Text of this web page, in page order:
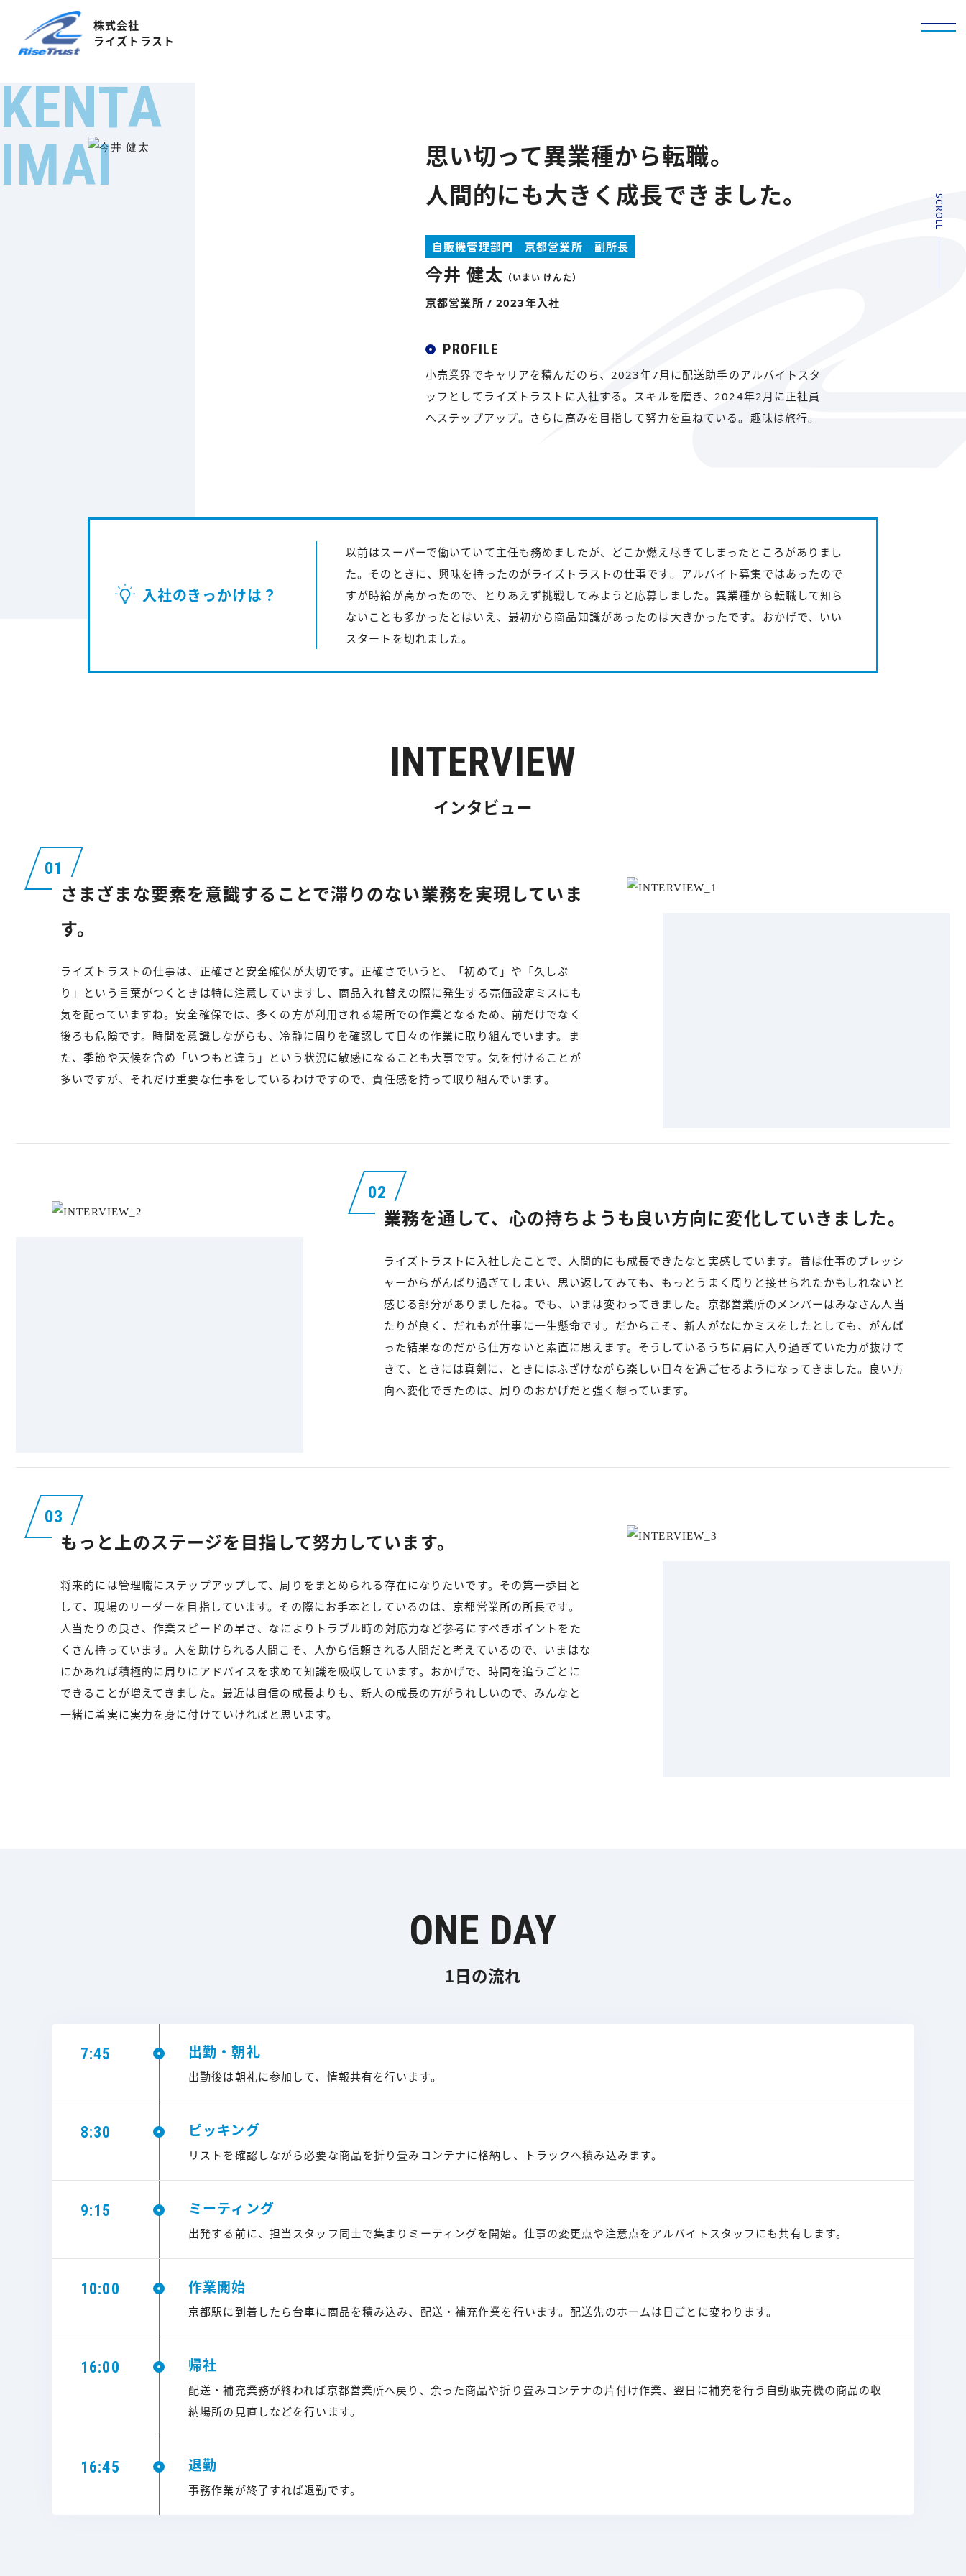
株式会社
ライズトラスト
SCROLL
思い切って異業種から転職。
人間的にも大きく成長できました。
自販機管理部門 京都営業所 副所長
今井 健太 （いまい けんた）
京都営業所 2023年入社
PROFILE
小売業界でキャリアを積んだのち、2023年7月に配送助手のアルバイトスタ
ッフとしてライズトラストに入社する。スキルを磨き、2024年2月に正社員
へステップアップ。さらに高みを目指して努力を重ねている。趣味は旅行。
入社のきっかけは？
以前はスーパーで働いていて主任も務めましたが、どこか燃え尽きてしまったところがありまし
た。そのときに、興味を持ったのがライズトラストの仕事です。アルバイト募集ではあったので
すが時給が高かったので、とりあえず挑戦してみようと応募しました。異業種から転職して知ら
ないことも多かったとはいえ、最初から商品知識があったのは大きかったです。おかげで、いい
スタートを切れました。
KENTA
IMAI
INTERVIEW
インタビュー
さまざまな要素を意識することで滞りのない業務を実現していま
す。
ライズトラストの仕事は、正確さと安全確保が大切です。正確さでいうと、「初めて」や「久しぶ
り」という言葉がつくときは特に注意していますし、商品入れ替えの際に発生する売価設定ミスにも
気を配っていますね。安全確保では、多くの方が利用される場所での作業となるため、前だけでなく
後ろも危険です。時間を意識しながらも、冷静に周りを確認して日々の作業に取り組んでいます。ま
た、季節や天候を含め「いつもと違う」という状況に敏感になることも大事です。気を付けることが
多いですが、それだけ重要な仕事をしているわけですので、責任感を持って取り組んでいます。
業務を通して、心の持ちようも良い方向に変化していきました。
ライズトラストに入社したことで、人間的にも成長できたなと実感しています。昔は仕事のプレッシ
ャーからがんばり過ぎてしまい、思い返してみても、もっとうまく周りと接せられたかもしれないと
感じる部分がありましたね。でも、いまは変わってきました。京都営業所のメンバーはみなさん人当
たりが良く、だれもが仕事に一生懸命です。だからこそ、新人がなにかミスをしたとしても、がんば
った結果なのだから仕方ないと素直に思えます。そうしているうちに肩に入り過ぎていた力が抜けて
きて、ときには真剣に、ときにはふざけながら楽しい日々を過ごせるようになってきました。良い方
向へ変化できたのは、周りのおかげだと強く想っています。
もっと上のステージを目指して努力しています。
将来的には管理職にステップアップして、周りをまとめられる存在になりたいです。その第一歩目と
して、現場のリーダーを目指しています。その際にお手本としているのは、京都営業所の所長です。
人当たりの良さ、作業スピードの早さ、なによりトラブル時の対応力など参考にすべきポイントをた
くさん持っています。人を助けられる人間こそ、人から信頼される人間だと考えているので、いまはな
にかあれば積極的に周りにアドバイスを求めて知識を吸収しています。おかげで、時間を追うごとに
できることが増えてきました。最近は自信の成長よりも、新人の成長の方がうれしいので、みんなと
一緒に着実に実力を身に付けていければと思います。
ONE DAY
1日の流れ
7:45 出勤・朝礼
出勤後は朝礼に参加して、情報共有を行います。
8:30 ピッキング
リストを確認しながら必要な商品を折り畳みコンテナに格納し、トラックへ積み込みます。
9:15 ミーティング
出発する前に、担当スタッフ同士で集まりミーティングを開始。仕事の変更点や注意点をアルバイトスタッフにも共有します。
10:00 作業開始
京都駅に到着したら台車に商品を積み込み、配送・補充作業を行います。配送先のホームは日ごとに変わります。
16:00 帰社
配送・補充業務が終われば京都営業所へ戻り、余った商品や折り畳みコンテナの片付け作業、翌日に補充を行う自動販売機の商品の収
納場所の見直しなどを行います。
16:45 退勤
事務作業が終了すれば退勤です。